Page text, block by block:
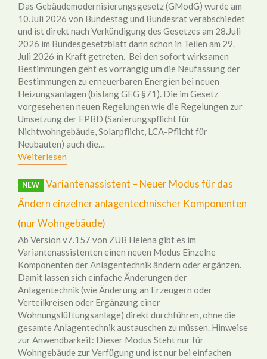
Das Gebäudemodernisierungsgesetz (GModG) wurde am
10.Juli 2026 von Bundestag und Bundesrat verabschiedet
und ist direkt nach Verkündigung des Gesetzes am 28.Juli
2026 im Bundesgesetzblatt dann schon in Teilen am 29.
Juli 2026 in Kraft getreten. Bei den sofort wirksamen
Bestimmungen geht es vorrangig um die Neufassung der
Bestimmungen zu erneuerbaren Energien bei neuen
Heizungsanlagen (bislang GEG §71). Die im Gesetz
vorgesehenen neuen Regelungen wie die Regelungen zur
Umsetzung der EPBD (Sanierungspflicht für
Nichtwohngebäude, Solarpflicht, LCA-Pflicht für
Neubauten) auch die…
Weiterlesen
NEW
Variantenassistent – Neuer Modus für das
Ändern einzelner anlagentechnischer Komponenten
(nur Wohngebäude)
Ab Version v7.157 von ZUB Helena gibt es im
Variantenassistenten einen neuen Modus Einzelne
Komponenten der Anlagentechnik ändern oder ergänzen.
Damit lassen sich einfache Änderungen der
Anlagentechnik (wie Änderung an Erzeugern oder
Verteilkreisen oder Ergänzung einer
Wohnungslüftungsanlage) direkt durchführen, ohne die
gesamte Anlagentechnik austauschen zu müssen. Hinweise
zur Anwendbarkeit: Dieser Modus Steht nur für
Wohngebäude zur Verfügung und ist nur bei einfachen